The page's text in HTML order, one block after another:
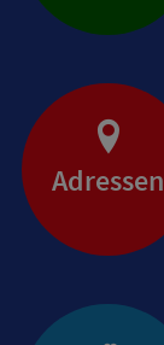
Adressen